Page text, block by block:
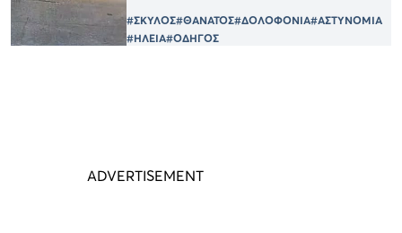
#ΣΚΥΛΟΣ#ΘΑΝΑΤΟΣ#ΔΟΛΟΦΟΝΙΑ#ΑΣΤΥΝΟΜΙΑ
#ΗΛΕΙΑ#ΟΔΗΓΟΣ